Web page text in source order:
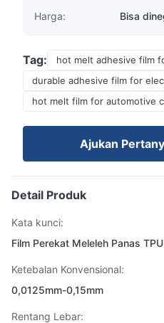
Harga:
Bisa
Tag:
hot melt adhesive film
durable adhesive film for
hot melt film for automotive
Ajukan
Detail Produk
Kata kunci:
Film Perekat Meleleh Panas TPU
Ketebalan Konvensional:
0,0125mm-0,15mm
Rentang Lebar: